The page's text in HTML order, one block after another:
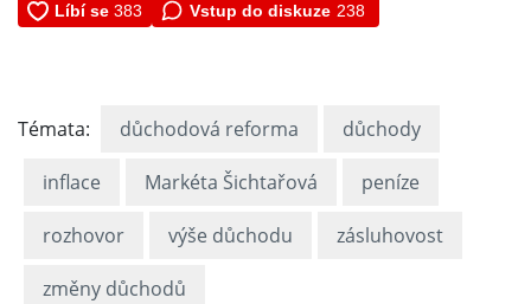
Vstup do diskuze 238
Témata: důchodová reforma důchody
inflace Markéta Šichtařová peníze
rozhovor výše důchodu zásluhovost
změny důchodů